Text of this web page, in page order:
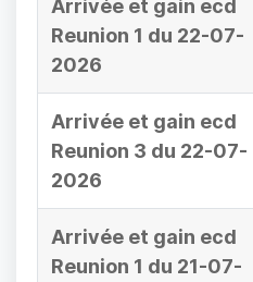
Arrivée et gain ecd
Reunion 1 du 22-07-
2026
Arrivée et gain ecd
Reunion 3 du 22-07-
2026
Arrivée et gain ecd
Reunion 1 du 21-07-